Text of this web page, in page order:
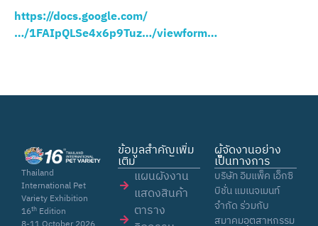
https://docs.google.com/
…/1FAIpQLSe4x6p9Tuz…/viewform…
Thailand
International Pet
Variety Exhibition
16th Edition
ข้อมูลสำคัญเพิ่ม
เติม
แผนผังงาน
แสดงสินค้า
ตาราง
ผู้จัดงานอย่าง
เป็นทางการ
บริษัท อิมแพ็ค เอ็กซิ
บิชั่น แมเนจเมนท์
จำกัด ร่วมกับ
สมาคมอุตสาหกรรม